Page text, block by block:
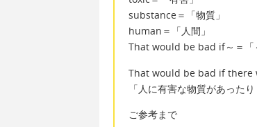
substance＝「物質」
human＝「人間」
That would be bad if～＝「
That would be bad if there
「人に有害な物質があったり
ご参考まで